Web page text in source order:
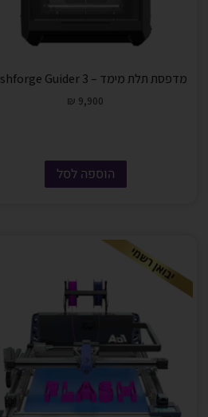
מדפסת תלת מימד – Flashforge Guider 3
₪ 9,900
הוספה לסל